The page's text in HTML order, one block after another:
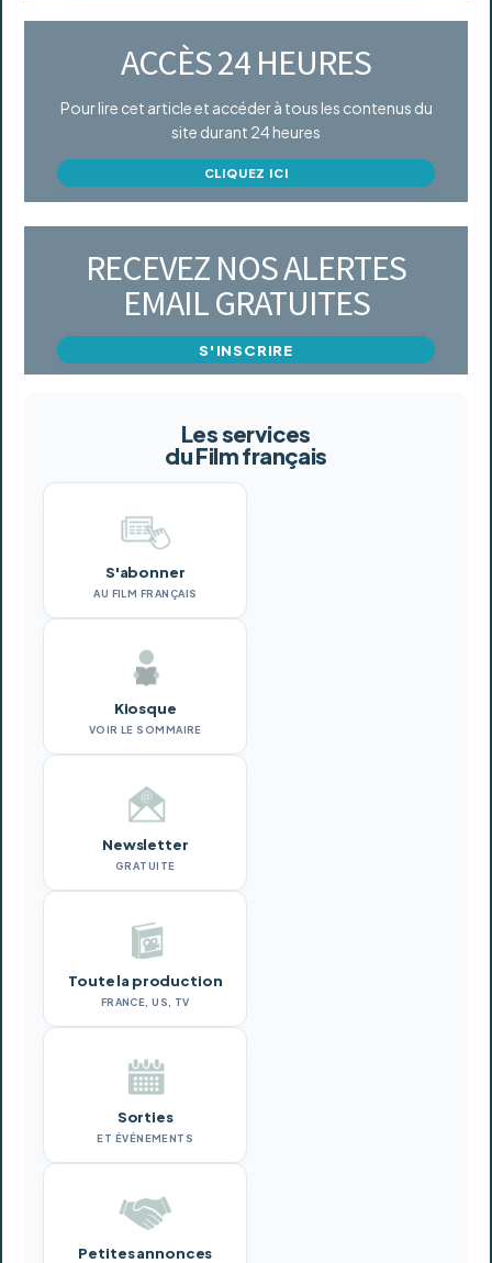
ACCÈS 24 HEURES
Pour lire cet article et accéder à tous les contenus du
site durant 24 heures
CLIQUEZ ICI
RECEVEZ NOS ALERTES
EMAIL GRATUITES
S'INSCRIRE
Les services
du Film français
S'abonner
AU FILM FRANÇAIS
Kiosque
VOIR LE SOMMAIRE
Newsletter
GRATUITE
Toute la production
FRANCE, US, TV
Sorties
ET ÉVÉNEMENTS
Petites annonces